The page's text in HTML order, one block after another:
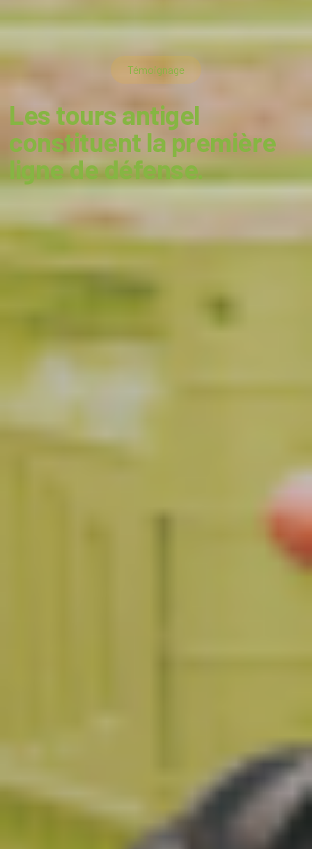
Témoignage
Les tours antigel
constituent la première
ligne de défense.